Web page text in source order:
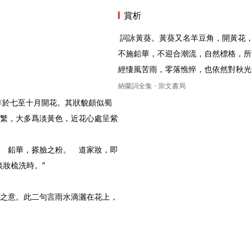
，大多爲淡黃色，近花心處呈紫
鉛華，搽臉之粉。　道家妝，即
梳洗時。”
意。此二句言雨水滴灑在花上，
賞析
不施鉛華，不迎合潮流，自然標格，
經悽風苦雨，零落憔悴，也依然對秋光
納蘭詞全集 · 崇文書局